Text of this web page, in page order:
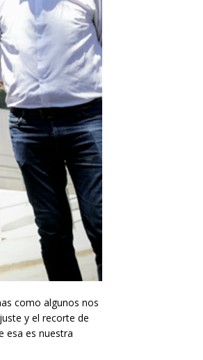
como algunos nos
y el recorte de
esa es nuestra